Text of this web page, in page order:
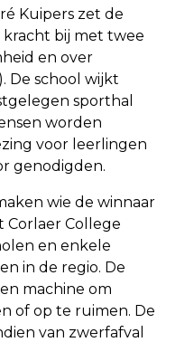
Kuipers zet de
bij met twee
en over
De school wijkt
sporthal
worden
voor leerlingen
genodigden.
wie de winnaar
Corlaer College
en enkele
in de regio. De
machine om
of op te ruimen. De
van zwerfafval